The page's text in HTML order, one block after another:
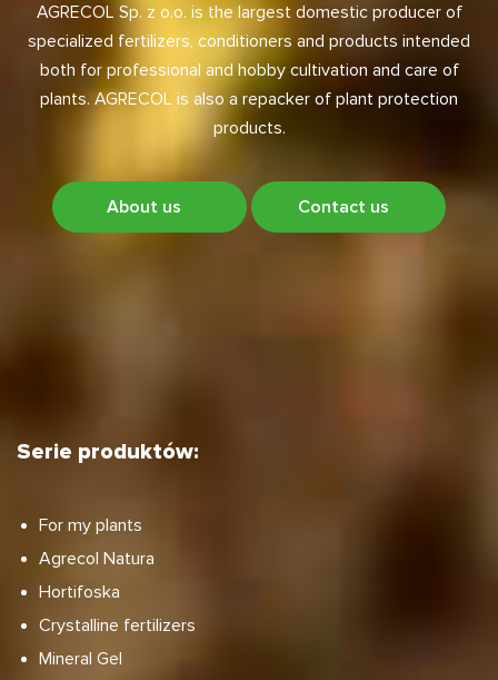
AGRECOL Sp. z o.o. is the largest domestic producer of
specialized fertilizers, conditioners and products intended
both for professional and hobby cultivation and care of
plants. AGRECOL is also a repacker of plant protection
products.
About us Contact us
Serie produktów:
For my plants
Agrecol Natura
Hortifoska
Crystalline fertilizers
Mineral Gel